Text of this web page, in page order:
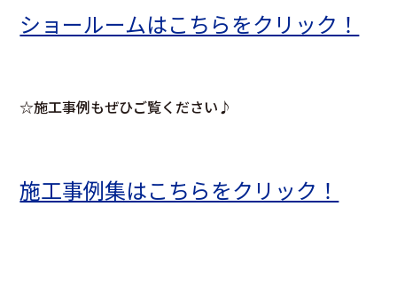
ショールームはこちらをクリック！
☆施工事例もぜひご覧ください♪
施工事例集はこちらをクリック！